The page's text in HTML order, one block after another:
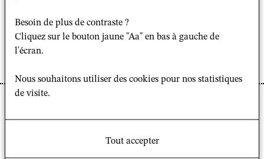
vecteur de sécularisation ? »
Année II (2025-26), Séance 8
Besoin de plus de contraste ?
Cliquez sur le bouton jaune "Aa" en bas à gauche de
l'écran.
Nous souhaitons utiliser des cookies pour nos statistiques
de visite.
Tout accepter